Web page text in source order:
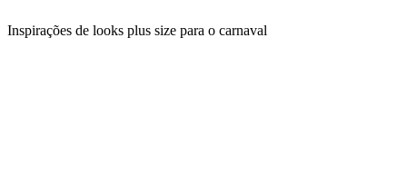
Inspirações de looks plus size para o carnaval